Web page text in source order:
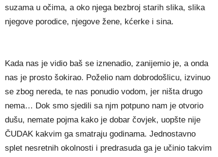
suzama u očima, a oko njega bezbroj starih slika, slika
njegove porodice, njegove žene, kćerke i sina.
Kada nas je vidio baš se iznenadio, zanijemio je, a onda
nas je prosto šokirao. Poželio nam dobrodošlicu, izvinuo
se zbog nereda, te nas ponudio vodom, jer ništa drugo
nema… Dok smo sjedili sa njm potpuno nam je otvorio
dušu, nemate pojma kako je dobar čovjek, uopšte nije
ČUDAK kakvim ga smatraju godinama. Jednostavno
splet nesretnih okolnosti i predrasuda ga je učinio takvim